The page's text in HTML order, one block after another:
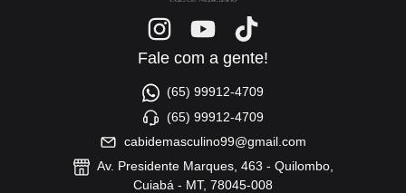
Fale com a gente!
(65) 99912-4709
(65) 99912-4709
cabidemasculino99@gmail.com
Av. Presidente Marques, 463 - Quilombo,
Cuiabá - MT, 78045-008